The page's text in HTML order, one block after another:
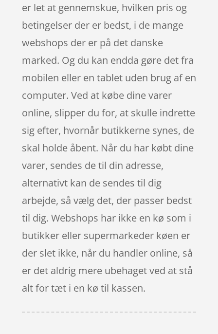
er let at gennemskue, hvilken pris og
betingelser der er bedst, i de mange
webshops der er på det danske
marked. Og du kan endda gøre det fra
mobilen eller en tablet uden brug af en
computer. Ved at købe dine varer
online, slipper du for, at skulle indrette
sig efter, hvornår butikkerne synes, de
skal holde åbent. Når du har købt dine
varer, sendes de til din adresse,
alternativt kan de sendes til dig
arbejde, så vælg det, der passer bedst
til dig. Webshops har ikke en kø som i
butikker eller supermarkeder køen er
der slet ikke, når du handler online, så
er det aldrig mere ubehaget ved at stå
alt for tæt i en kø til kassen.